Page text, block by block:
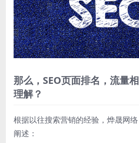
那么，SEO页面排名，流量
理解？
根据以往搜索营销的经验，烨晟网
阐述：